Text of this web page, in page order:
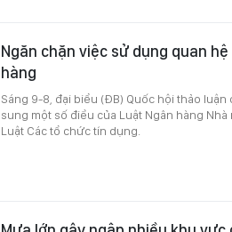
Ngăn chặn việc sử dụng quan
hàng
Sáng 9-8, đại biểu (ĐB) Quốc hội thảo
sung một số điều của Luật Ngân hàng
Luật Các tổ chức tín dụng.